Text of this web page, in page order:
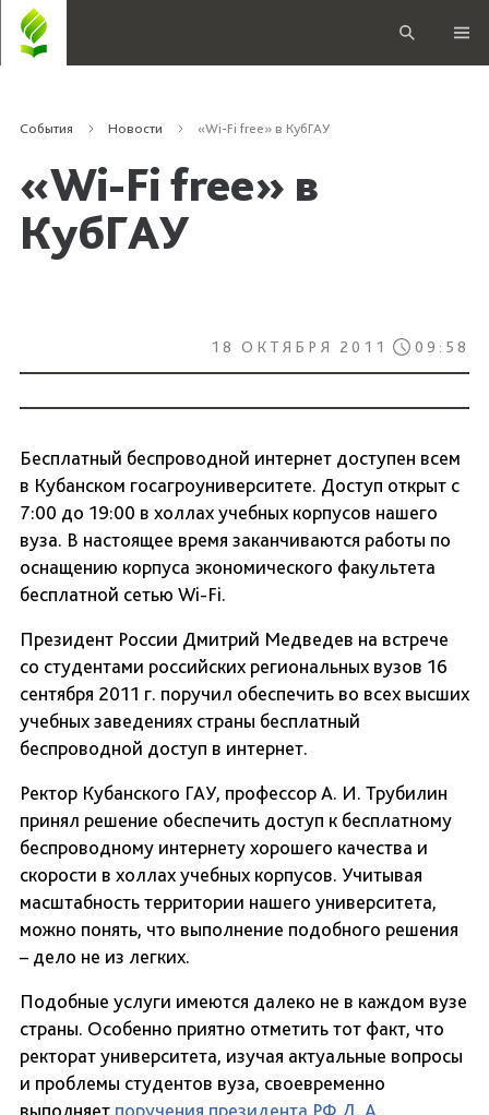
События Новости «Wi-Fi free» в КубГАУ
«Wi-Fi free» в
КубГАУ
18 ОКТЯБРЯ 2011 09:58
Бесплатный беспроводной интернет доступен всем
в Кубанском госагроуниверситете. Доступ открыт с
7:00 до 19:00 в холлах учебных корпусов нашего
вуза. В настоящее время заканчиваются работы по
оснащению корпуса экономического факультета
бесплатной сетью Wi-Fi.
Президент России Дмитрий Медведев на встрече
со студентами российских региональных вузов 16
сентября 2011 г. поручил обеспечить во всех высших
учебных заведениях страны бесплатный
беспроводной доступ в интернет.
Ректор Кубанского ГАУ, профессор А. И. Трубилин
принял решение обеспечить доступ к бесплатному
беспроводному интернету хорошего качества и
скорости в холлах учебных корпусов. Учитывая
масштабность территории нашего университета,
можно понять, что выполнение подобного решения
– дело не из легких.
Подобные услуги имеются далеко не в каждом вузе
страны. Особенно приятно отметить тот факт, что
ректорат университета, изучая актуальные вопросы
и проблемы студентов вуза, своевременно
выполняет поручения президента РФ Д. А.